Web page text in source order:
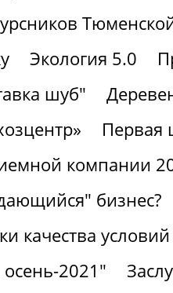
Экология 5.0
шуб"
Первая
компании
бизнес?
качества
2021"